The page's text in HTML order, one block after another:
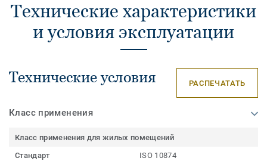
Технические характеристики
и условия эксплуатации
Технические условия РАСПЕЧАТАТЬ
Класс применения
Класс применения для жилых помещений
Стандарт
ISO 10874